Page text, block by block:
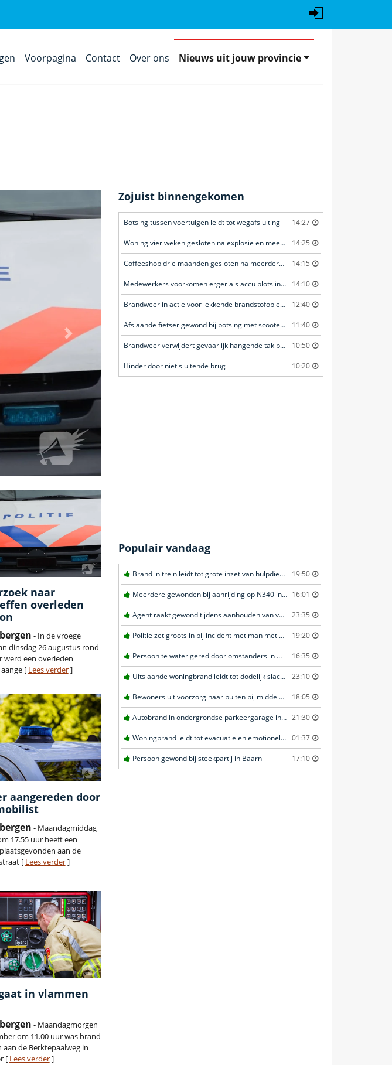
Voorpagina Contact Over ons Nieuws uit jouw provincie
Volgende
naar
overleden
- In de vroege
dinsdag 26 augustus rond
werd een overleden
[ Lees verder]
aangereden door
- Maandagmiddag
17.55 uur heeft een
aan de
[ Lees verder]
in vlammen
- Maandagmorgen
om 11.00 uur was brand
de Berktepaalweg in
[ Lees verder]
Zojuist binnengekomen
Botsing tussen voertuigen leidt tot wegafsluiting 14:27
Woning vier weken gesloten na explosie en meerdere geweldsincidenten 14:25
Coffeeshop drie maanden gesloten na meerdere overtredingen 14:15
Medewerkers voorkomen erger als accu plots in brand vliegt 14:10
Brandweer in actie voor lekkende brandstofoplegger 12:40
Afslaande fietser gewond bij botsing met scooterrijder 11:40
Brandweer verwijdert gevaarlijk hangende tak boven fietspad 10:50
Hinder door niet sluitende brug 10:20
Populair vandaag
Brand in trein leidt tot grote inzet van hulpdiensten in Amersfoort 19:50
Meerdere gewonden bij aanrijding op N340 in Ommen 16:01
Agent raakt gewond tijdens aanhouden van verdachte in Amsterdam 23:35
Politie zet groots in bij incident met man met verward gedrag in Leeuwarden 19:20
Persoon te water gered door omstanders in Waddinxveen 16:35
Uitslaande woningbrand leidt tot dodelijk slachtoffer in Rotterdam 23:10
Bewoners uit voorzorg naar buiten bij middelbrand in flatwoning in Leeuwarden 18:05
Autobrand in ondergrondse parkeergarage in Rhenen 21:30
Woningbrand leidt tot evacuatie en emotionele redding van kat in Amsterdam 01:37
Persoon gewond bij steekpartij in Baarn 17:10